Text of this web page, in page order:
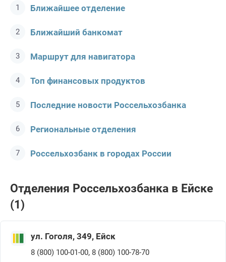
Ближайшее отделение
Ближайший банкомат
Маршрут для навигатора
Топ финансовых продуктов
Последние новости Россельхозбанкa
Региональные отделения
Россельхозбанк в городах России
Отделения Россельхозбанкa в Ейске
(1)
ул. Гоголя, 349, Ейск
8 (800) 100-01-00, 8 (800) 100-78-70